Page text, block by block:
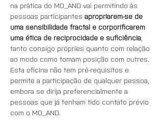
na prática do MO_AND vai permitindo às
pessoas participantes apropriarem-se de
uma sensibilidade fractal e corporificarem
uma ética de reciprocidade e suficiência
tanto consigo própries quanto com relação
ao modo como tomam posição com outres.
Esta oficina não tem pré-requisitos e
permite a participação de qualquer pessoa,
embora se dirija preferencialmente a
pessoas que já tenham tido contato prévio
com o MO_AND.